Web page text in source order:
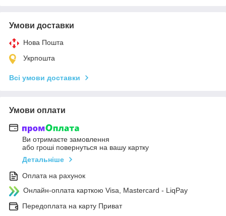
Умови доставки
Нова Пошта
Укрпошта
Всі умови доставки
Умови оплати
Ви отримаєте замовлення
або гроші повернуться на вашу картку
Детальніше
Оплата на рахунок
Онлайн-оплата карткою Visa, Mastercard - LiqPay
Передоплата на карту Приват